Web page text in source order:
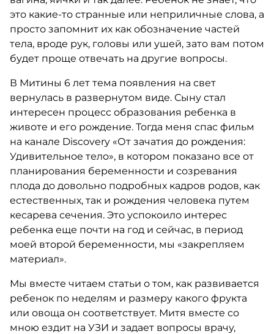
это какие-то странные или неприличные слова, а
просто запомнит их как обозначение частей
тела, вроде рук, головы или ушей, зато вам потом
будет проще отвечать на другие вопросы.
В Митины 6 лет тема появления на свет
вернулась в развернутом виде. Сыну стал
интересен процесс образования ребенка в
животе и его рождение. Тогда меня спас фильм
на канале Discovery «От зачатия до рождения:
Удивительное тело», в котором показано все от
планирования беременности и созревания
плода до довольно подробных кадров родов, как
естественных, так и рождения человека путем
кесарева сечения. Это успокоило интерес
ребенка еще почти на год и сейчас, в период
моей второй беременности, мы «закрепляем
материал».
Мы вместе читаем статьи о том, как развивается
ребенок по неделям и размеру какого фрукта
или овоща он соответствует. Митя вместе со
мною ездит на УЗИ и задает вопросы врачу,